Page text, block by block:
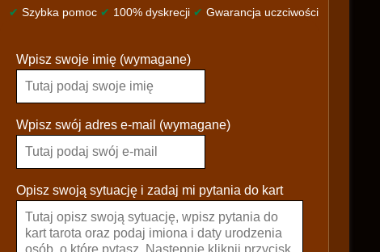
✔ Szybka pomoc ✔ 100% dyskrecji ✔ Gwarancja uczciwości
l
a
s
e
a
Wpisz swoje imię (wymagane)
Wpisz swój adres e-mail (wymagane)
Opisz swoją sytuację i zadaj mi pytania do kart